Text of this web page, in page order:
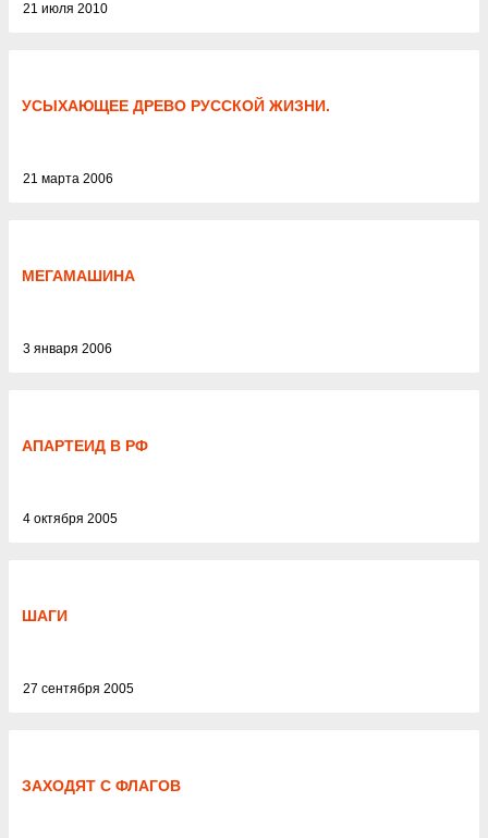
21 июля 2010
УСЫХАЮЩЕЕ ДРЕВО РУССКОЙ ЖИЗНИ.
21 марта 2006
МЕГАМАШИНА
3 января 2006
АПАРТЕИД В РФ
4 октября 2005
ШАГИ
27 сентября 2005
ЗАХОДЯТ С ФЛАГОВ